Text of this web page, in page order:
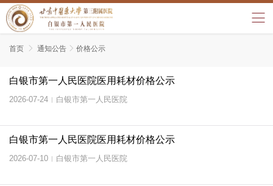
首页  通知公告  价格公示
白银市第一人民医院医用耗材价格公示
2026-07-24 | 白银市第一人民医院
白银市第一人民医院医用耗材价格公示
2026-07-10 | 白银市第一人民医院